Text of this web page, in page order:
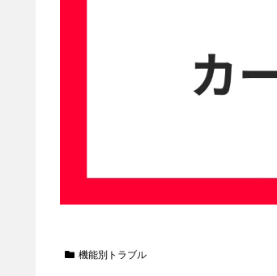
機能別トラブル